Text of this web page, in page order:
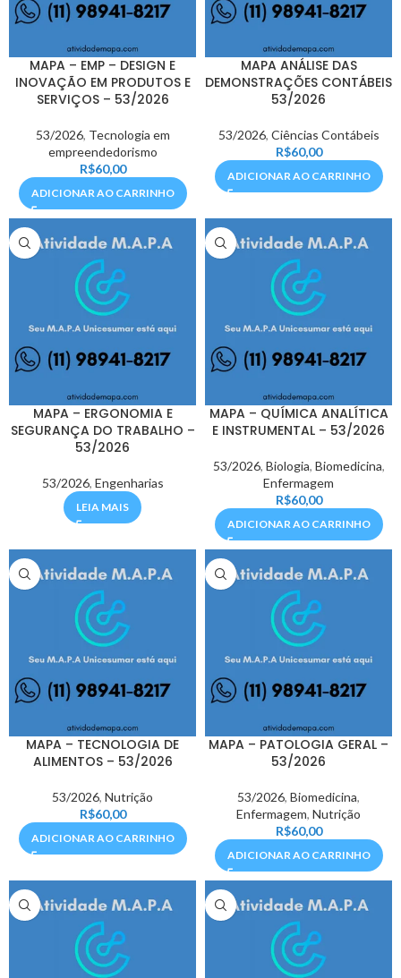
MAPA – EMP – DESIGN E
INOVAÇÃO EM PRODUTOS E
SERVIÇOS – 53/2026
53/2026, Tecnologia em
empreendedorismo
R$60,00
ADICIONAR AO CARRINHO
MAPA ANÁLISE DAS
DEMONSTRAÇÕES CONTÁBEIS
53/2026
53/2026, Ciências Contábeis
R$60,00
ADICIONAR AO CARRINHO
MAPA – ERGONOMIA E
SEGURANÇA DO TRABALHO –
53/2026
53/2026, Engenharias
LEIA MAIS
MAPA – QUÍMICA ANALÍTICA
E INSTRUMENTAL – 53/2026
53/2026, Biologia, Biomedicina,
Enfermagem
R$60,00
ADICIONAR AO CARRINHO
MAPA – TECNOLOGIA DE
ALIMENTOS – 53/2026
53/2026, Nutrição
R$60,00
ADICIONAR AO CARRINHO
MAPA – PATOLOGIA GERAL –
53/2026
53/2026, Biomedicina,
Enfermagem, Nutrição
R$60,00
ADICIONAR AO CARRINHO